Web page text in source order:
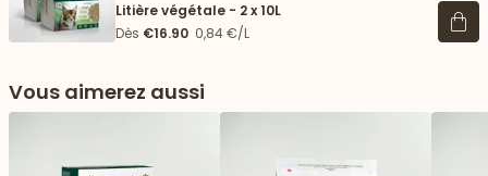
Litière végétale - 2 x 10L
Dès €16.90 0,84 €/L Voir
Vous aimerez aussi